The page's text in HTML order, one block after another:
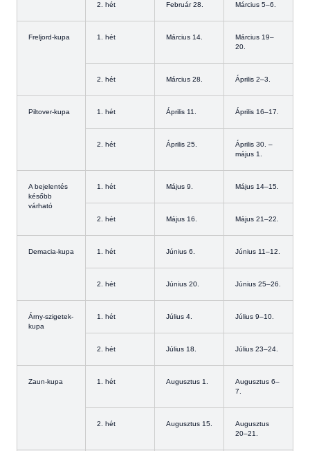
2. hét Február 28. Március 5–6.
Freljord-kupa 1. hét Március 14.
Március 19–
20.
2. hét Március 28. Április 2–3.
Piltover-kupa 1. hét Április 11. Április 16–17.
2. hét Április 25.
Április 30. –
május 1.
A bejelentés
később
várható
1. hét Május 9. Május 14–15.
2. hét Május 16. Május 21–22.
Demacia-kupa 1. hét Június 6. Június 11–12.
2. hét Június 20. Június 25–26.
Árny-szigetek-
kupa
1. hét Július 4. Július 9–10.
2. hét Július 18. Július 23–24.
Zaun-kupa 1. hét Augusztus 1.
Augusztus 6–
7.
2. hét Augusztus 15.
Augusztus
20–21.